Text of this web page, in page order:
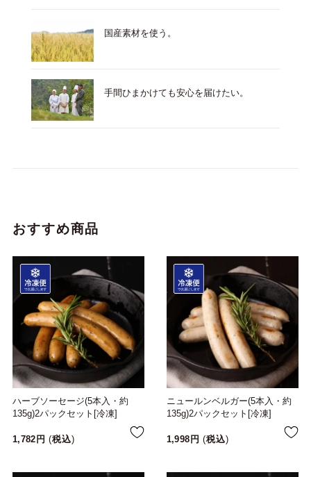
国産素材を使う。
手間ひまかけても安心を届けたい。
おすすめ商品
ハーブソーセージ(5本入・約
135g)2パックセット[冷凍]
1,782 税込
ニュールンベルガー(5本入・約
135g)2パックセット[冷凍]
1,998 税込